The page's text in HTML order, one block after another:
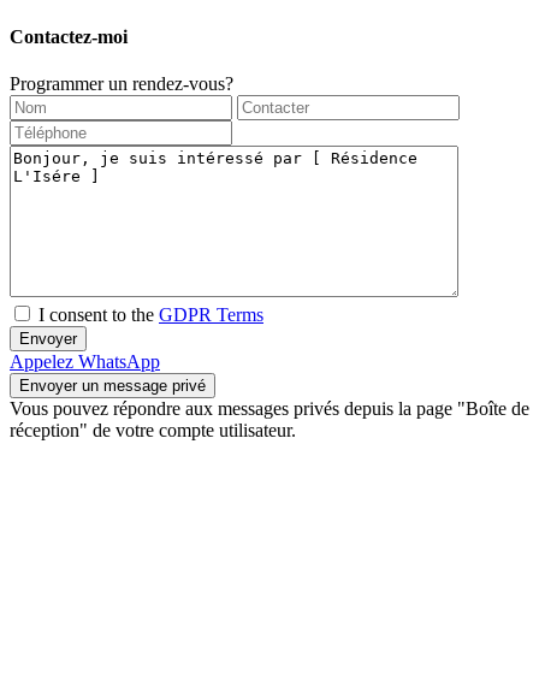
Contactez-moi
Programmer un rendez-vous?
I consent to the GDPR Terms
Appelez WhatsApp
Vous pouvez répondre aux messages privés depuis la page "Boîte de
réception" de votre compte utilisateur.